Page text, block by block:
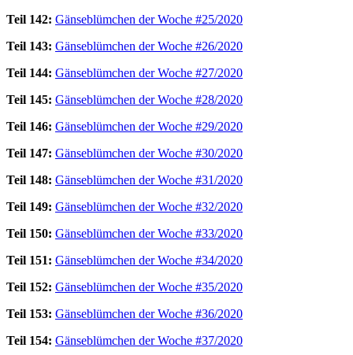
Teil 142: Gänseblümchen der Woche #25/2020
Teil 143: Gänseblümchen der Woche #26/2020
Teil 144: Gänseblümchen der Woche #27/2020
Teil 145: Gänseblümchen der Woche #28/2020
Teil 146: Gänseblümchen der Woche #29/2020
Teil 147: Gänseblümchen der Woche #30/2020
Teil 148: Gänseblümchen der Woche #31/2020
Teil 149: Gänseblümchen der Woche #32/2020
Teil 150: Gänseblümchen der Woche #33/2020
Teil 151: Gänseblümchen der Woche #34/2020
Teil 152: Gänseblümchen der Woche #35/2020
Teil 153: Gänseblümchen der Woche #36/2020
Teil 154: Gänseblümchen der Woche #37/2020